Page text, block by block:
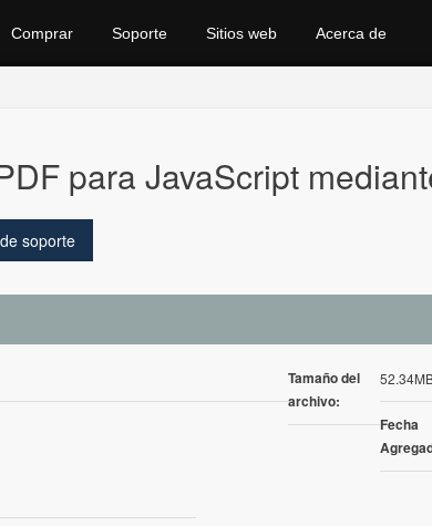
Comprar Soporte Sitios web Acerca de
para JavaScript
soporte
Tamaño del
archivo:
Fecha